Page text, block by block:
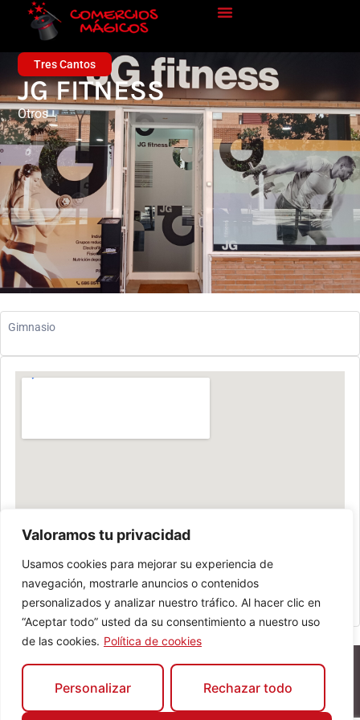
Valoramos tu privacidad
Usamos cookies para mejorar su experiencia de
navegación, mostrarle anuncios o contenidos
personalizados y analizar nuestro tráfico. Al hacer clic en
“Aceptar todo” usted da su consentimiento a nuestro uso
de las cookies. Política de cookies
Personalizar Rechazar todo
Tres Cantos
JG FITNESS
Otros
Gimnasio